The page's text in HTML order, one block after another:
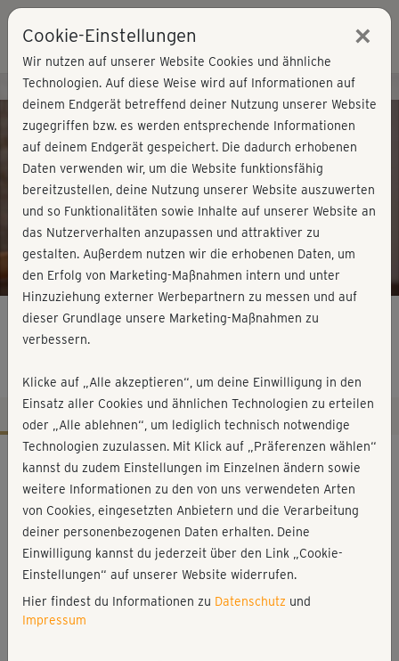
Play
Video
Kursvorschau - Jetzt mitmachen!
OrthoYoga - Teil 1
Workout-Facts
mittelschwer
18 Min
73 kcal
Diarra Diop
Matte
Cookie-Einstellungen ×
Wir nutzen auf unserer Website Cookies und ähnliche
Technologien. Auf diese Weise wird auf Informationen auf
deinem Endgerät betreffend deiner Nutzung unserer Website
zugegriffen bzw. es werden entsprechende Informationen
auf deinem Endgerät gespeichert. Die dadurch erhobenen
Daten verwenden wir, um die Website funktionsfähig
bereitzustellen, deine Nutzung unserer Website auszuwerten
und so Funktionalitäten sowie Inhalte auf unserer Website an
das Nutzerverhalten anzupassen und attraktiver zu
gestalten. Außerdem nutzen wir die erhobenen Daten, um
den Erfolg von Marketing-Maßnahmen intern und unter
Hinzuziehung externer Werbepartnern zu messen und auf
dieser Grundlage unsere Marketing-Maßnahmen zu
verbessern.
Klicke auf „Alle akzeptieren“, um deine Einwilligung in den
Einsatz aller Cookies und ähnlichen Technologien zu erteilen
oder „Alle ablehnen“, um lediglich technisch notwendige
Technologien zuzulassen. Mit Klick auf „Präferenzen wählen“
kannst du zudem Einstellungen im Einzelnen ändern sowie
weitere Informationen zu den von uns verwendeten Arten
von Cookies, eingesetzten Anbietern und die Verarbeitung
deiner personenbezogenen Daten erhalten. Deine
Einwilligung kannst du jederzeit über den Link „Cookie-
Einstellungen“ auf unserer Website widerrufen.
Hier findest du Informationen zu Datenschutz und
Impressum